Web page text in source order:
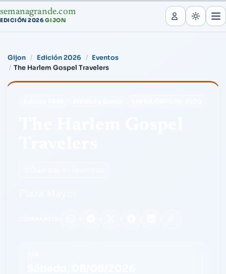
semanagrande.com
EDICIÓN 2026·GIJON
Gijon Edición 2026
Eventos
The Harlem Gospel Travelers